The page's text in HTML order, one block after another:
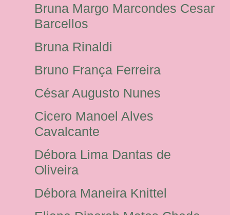
Bruna Margo Marcondes Cesar
Barcellos
Bruna Rinaldi
Bruno França Ferreira
César Augusto Nunes
Cicero Manoel Alves
Cavalcante
Débora Lima Dantas de
Oliveira
Débora Maneira Knittel